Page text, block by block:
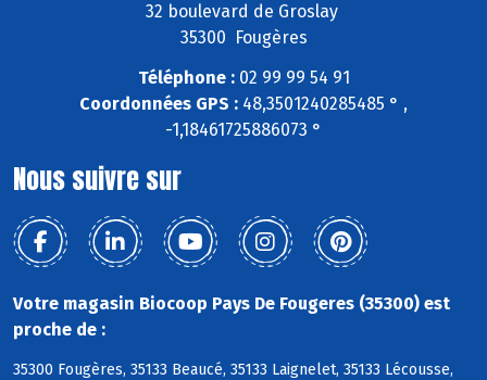
32 boulevard de Groslay
35300 Fougères
Téléphone :02 99 99 54 91
Coordonnées GPS : 48,3501240285485 ° ,
-1,18461725886073 °
Nous suivre sur
Votre magasin Biocoop Pays De Fougeres (35300) est
proche de :
35300 Fougères, 35133 Beaucé, 35133 Laignelet, 35133 Lécousse,